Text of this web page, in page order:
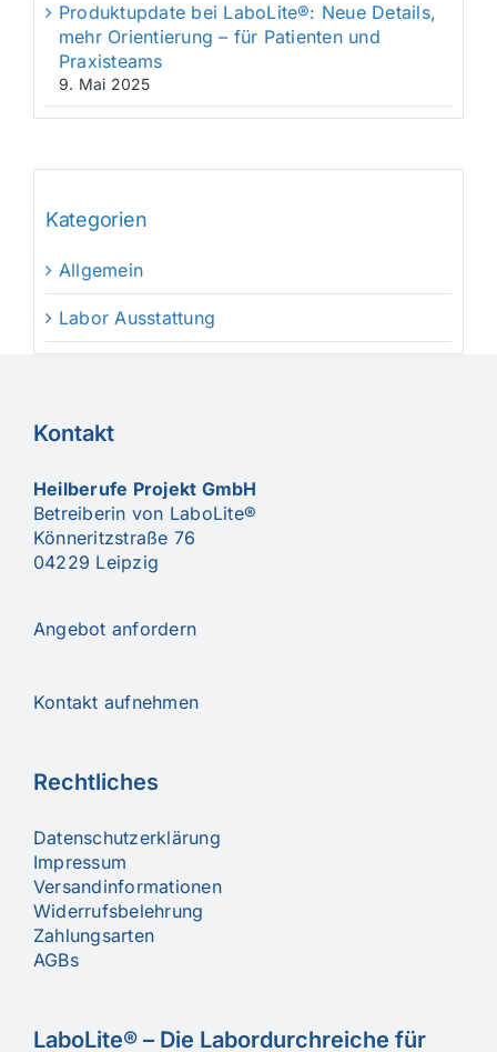
Produktupdate bei LaboLite®: Neue Details,
mehr Orientierung – für Patienten und
Praxisteams
9. Mai 2025
Kategorien
Allgemein
Labor Ausstattung
Kontakt
Heilberufe Projekt GmbH
Betreiberin von LaboLite®
Könneritzstraße 76
04229 Leipzig
Angebot anfordern
Kontakt aufnehmen
Rechtliches
Datenschutzerklärung
Impressum
Versandinformationen
Widerrufsbelehrung
Zahlungsarten
AGBs
LaboLite® – Die Labordurchreiche für